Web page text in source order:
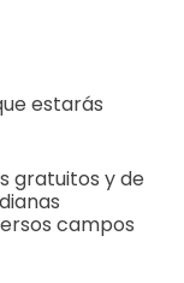
estarás
gratuitos y de
campos